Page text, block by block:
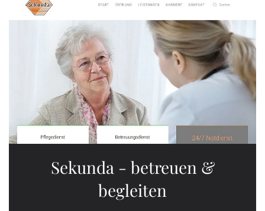
Sekunda - betreuen &
begleiten